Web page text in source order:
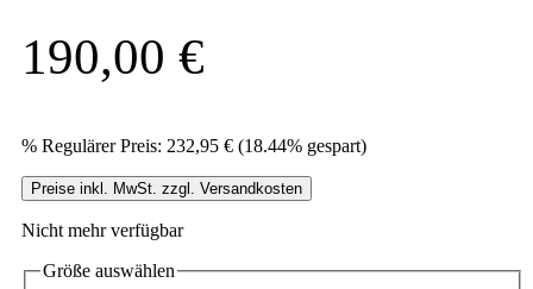
190,00 €
% Regulärer Preis: 232,95 € (18.44% gespart)
Preise inkl. MwSt. zzgl. Versandkosten
Nicht mehr verfügbar
Größe auswählen